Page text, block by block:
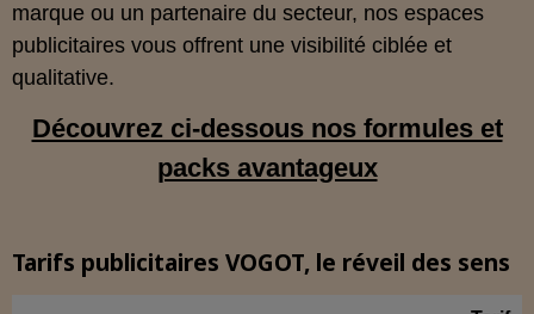
marque ou un partenaire du secteur, nos espaces
publicitaires vous offrent une visibilité ciblée et
qualitative.
Découvrez ci‑dessous nos formules et
packs avantageux
Tarifs publicitaires VOGOT, le réveil des sens